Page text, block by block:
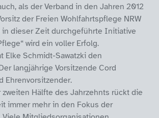
als der Verband in den Jahren 2012
der Freien Wohlfahrtspflege NRW
in dieser Zeit durchgeführte Initiative
wird ein voller Erfolg.
Elke Schmidt-Sawatzki den
langjährige Vorsitzende Cord
Ehrenvorsitzender.
zweiten Hälfte des Jahrzehnts rückt die
immer mehr in den Fokus der